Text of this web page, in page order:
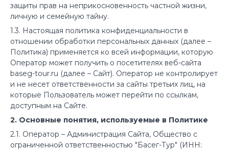
защиты прав на неприкосновенность частной жизни,
личную и семейную тайну.
1.3. Настоящая политика конфиденциальности в
отношении обработки персональных данных (далее –
Политика) применяется ко всей информации, которую
Оператор может получить о посетителях веб-сайта
baseg-tour.ru (далее – Сайт). Оператор не контролирует
и не несет ответственности за сайты третьих лиц, на
которые Пользователь может перейти по ссылкам,
доступным на Сайте.
2. Основные понятия, используемые в Политике
2.1. Оператор – Администрация Сайта, Общество с
ограниченной ответственностью "Басег-Тур" (ИНН: